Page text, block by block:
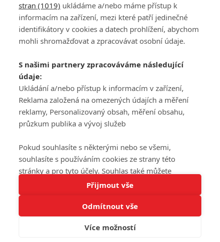
Tato stránka používá soubory cookies.
Rozumím
PŘIHLÁSIT
REGISTROVAT
DISKUZE
Šéfredaktorkou webu jePetr Slavík, e-mailserialy@fandimefilmu.cz
Máte-li zájem o inzerci na našem webu napište nám na e-mail
studio@koncal.com
Ochrana osobních údajů|Zásady používání cookies |Pravidla webu
Upravit nastavení soukromí
© 2016 – 2026 FandimeSerialum.cz / All rights reserved /
Koncal studio s.r.o., IČO: 03604071, Lýskova 2073/57, Stodůlky, 155
stran (1019) ukládáme a/nebo máme přístup k
informacím na zařízení, mezi které patří jedinečné
identifikátory v cookies a datech prohlížení, abychom
mohli shromažďovat a zpracovávat osobní údaje.
S našimi partnery zpracováváme následující
údaje:
Ukládání a/nebo přístup k informacím v zařízení,
Reklama založená na omezených údajích a měření
reklamy, Personalizovaný obsah, měření obsahu,
průzkum publika a vývoj služeb
Pokud souhlasíte s některými nebo se všemi,
souhlasíte s používáním cookies ze strany této
stránky a pro tyto účely. Souhlas také můžete
odmítnout, ale v takovém případě vám na stránce
nebudou k dispozici některé personalizované funkce.
Vaše volby souhlasu se budou vztahovat pouze na
tuto webovou stránku. Vaše nastavení a odvolání
souhlasu můžete kdykoli změnit na stránce s
Přijmout vše
Odmítnout vše
Více možností